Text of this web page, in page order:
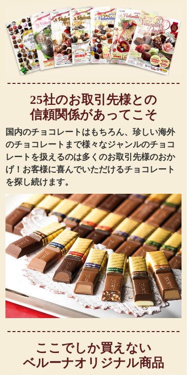
25社のお取引先様との
信頼関係があってこそ
国内のチョコレートはもちろん、珍しい海外
のチョコレートまで様々なジャンルのチョコ
レートを扱えるのは多くのお取引先様のおか
げ！お客様に喜んでいただけるチョコレート
を探し続けます。
ここでしか買えない
ベルーナオリジナル商品